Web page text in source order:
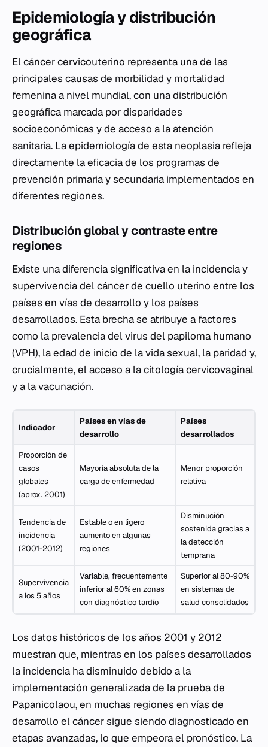
Epidemiología y distribución
geográfica
El cáncer cervicouterino representa una de las
principales causas de morbilidad y mortalidad
femenina a nivel mundial, con una distribución
geográfica marcada por disparidades
socioeconómicas y de acceso a la atención
sanitaria. La epidemiología de esta neoplasia refleja
directamente la eficacia de los programas de
prevención primaria y secundaria implementados en
diferentes regiones.
Distribución global y contraste entre
regiones
Existe una diferencia significativa en la incidencia y
supervivencia del cáncer de cuello uterino entre los
países en vías de desarrollo y los países
desarrollados. Esta brecha se atribuye a factores
como la prevalencia del virus del papiloma humano
(VPH), la edad de inicio de la vida sexual, la paridad y,
crucialmente, el acceso a la citología cervicovaginal
y a la vacunación.
Indicador
Países en vías de
desarrollo
Países
desarrollados
Proporción de
casos
globales
(aprox. 2001)
Mayoría absoluta de la
carga de enfermedad
Menor proporción
relativa
Tendencia de
incidencia
(2001-2012)
Estable o en ligero
aumento en algunas
regiones
Disminución
sostenida gracias a
la detección
temprana
Supervivencia
a los 5 años
Variable, frecuentemente
inferior al 60% en zonas
con diagnóstico tardío
Superior al 80-90%
en sistemas de
salud consolidados
Los datos históricos de los años 2001 y 2012
muestran que, mientras en los países desarrollados
la incidencia ha disminuido debido a la
implementación generalizada de la prueba de
Papanicolaou, en muchas regiones en vías de
desarrollo el cáncer sigue siendo diagnosticado en
etapas avanzadas, lo que empeora el pronóstico. La